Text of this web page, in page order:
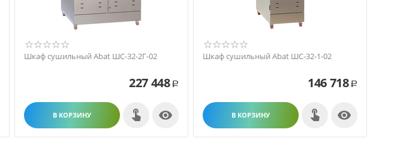
Шкаф сушильный Abat ШС-32-2Г-02
227 448 Р
В КОРЗИНУ 
Шкаф сушильный Abat ШС-32-1-02
146 718 Р
В КОРЗИНУ 